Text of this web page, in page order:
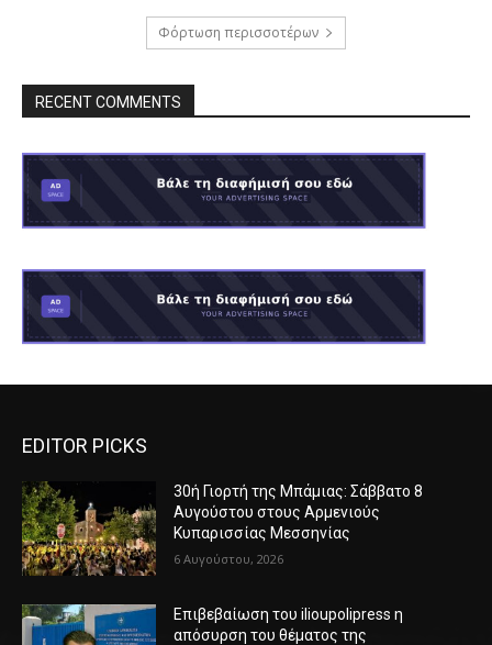
Φόρτωση περισσοτέρων
RECENT COMMENTS
EDITOR PICKS
30ή Γιορτή της Μπάμιας: Σάββατο 8
Αυγούστου στους Αρμενιούς
Κυπαρισσίας Μεσσηνίας
6 Αυγούστου, 2026
Επιβεβαίωση του ilioupolipress η
απόσυρση του θέματος της